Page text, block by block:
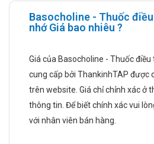
Trẻ em
Kinh nghiệm điều trị còn hạn
Cách dùng: Thuốc dùng đường
Chống chỉ định
Thuốc Basocholine chống chỉ định
Bệnh nhân bị mẫn cảm với các
Basocholine - Thuốc
nhớ Giá bao nhiêu ?
Giá của Basocholine - Thuốc
cung cấp bởi ThankinhTAP được
trên website. Giá chỉ chỉnh xác ở
thông tin. Để biết chính xác vui
với nhân viên bán hàng.